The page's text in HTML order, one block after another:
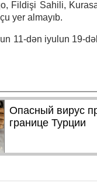
Fildişi Sahili,
yer almayıb.
11-dən iyulun 19-